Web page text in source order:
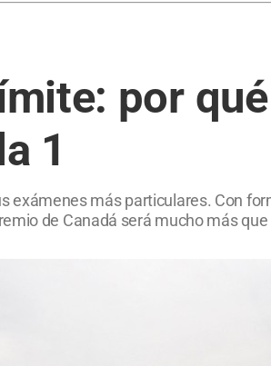
por
1
exámenes más particulares. Con
de Canadá será mucho más